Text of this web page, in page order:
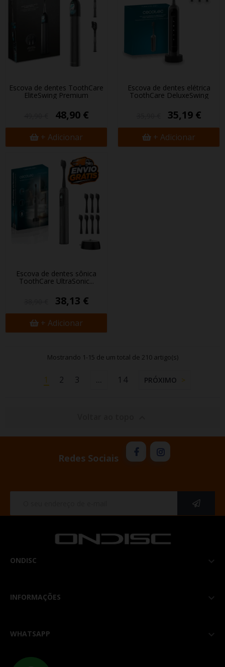
Escova de dentes ToothCare
EliteSwing Premium
48,90 €
+ Adicionar
Escova de dentes elétrica
ToothCare DeluxeSwing
35,19 €
+ Adicionar
Escova de dentes sônica
ToothCare UltraSonic...
38,13 €
+ Adicionar
Mostrando 1-15 de um total de 210 artigo(s)
1 2 3 … 14 PRÓXIMO
Redes Sociais
ONDISC 
INFORMAÇÕES 
WHATSAPP 